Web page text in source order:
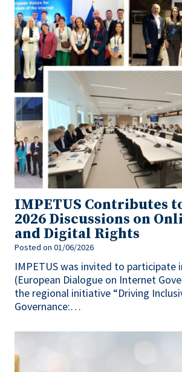
IMPETUS Contributes
2026 Discussions on
and Digital Rights
Posted on 01/06/2026
IMPETUS was invited to participate
(European Dialogue on Internet
the regional initiative “Driving
Governance:…